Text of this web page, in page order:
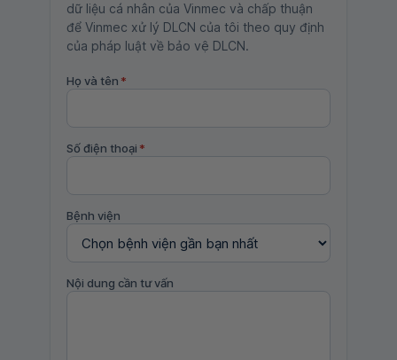
dữ liệu cá nhân của Vinmec và chấp thuận
để Vinmec xử lý DLCN của tôi theo quy định
của pháp luật về bảo vệ DLCN.
Họ và tên *
Số điện thoại *
Bệnh viện
Nội dung cần tư vấn